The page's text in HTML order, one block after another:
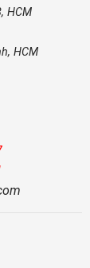
HCM
HCM